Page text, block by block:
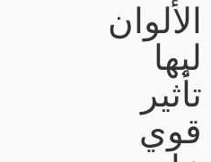
الألوان
ليها
تأثير
قوي